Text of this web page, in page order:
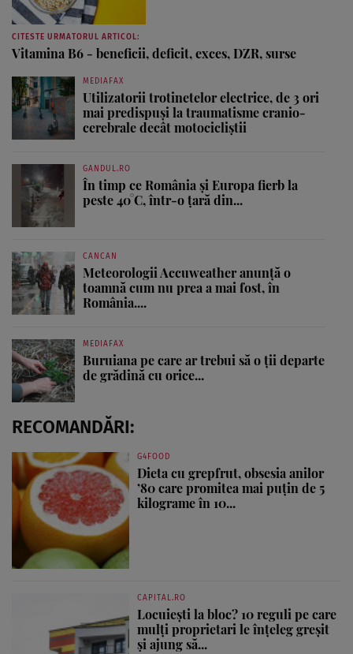
CITESTE URMATORUL ARTICOL:
Vitamina B6 - beneficii, deficit, exces, DZR, surse
MEDIAFAX
Utilizatorii trotinetelor electrice, de 3 ori
mai predispuși la traumatisme cranio-
cerebrale decât motocicliștii
GANDUL.RO
În timp ce România și Europa fierb la
peste 40°C, într-o țară din...
CANCAN
Meteorologii Accuweather anunță o
toamnă cum nu prea a mai fost, în
România....
MEDIAFAX
Buruiana pe care ar trebui să o ții departe
de grădină cu orice...
RECOMANDĂRI:
G4FOOD
Dieta cu grepfrut, obsesia anilor
’80 care promitea mai puțin de 5
kilograme în 10...
CAPITAL.RO
Locuiești la bloc? 10 reguli pe care
mulți proprietari le înțeleg greșit
și ajung să...